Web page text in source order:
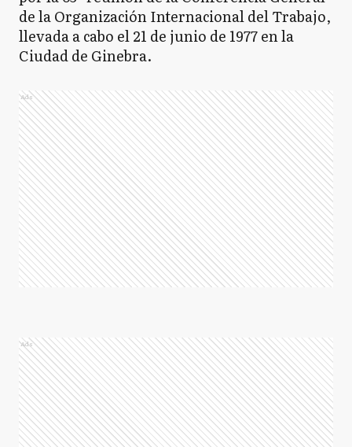
de la Organización Internacional del Trabajo,
llevada a cabo el 21 de junio de 1977 en la
Ciudad de Ginebra.
Ads
Ads